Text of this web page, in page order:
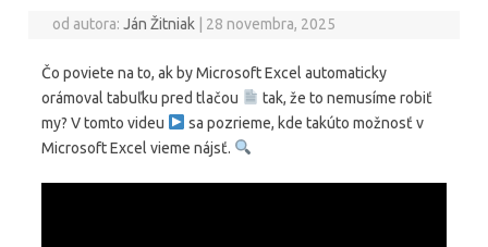
od autora:Ján Žitniak 28 novembra, 2025
Čo poviete na to, ak by Microsoft Excel automaticky
orámoval tabuľku pred tlačou
tak, že to nemusíme robiť
my? V tomto videu
sa pozrieme, kde takúto možnosť v
Microsoft Excel vieme nájsť.